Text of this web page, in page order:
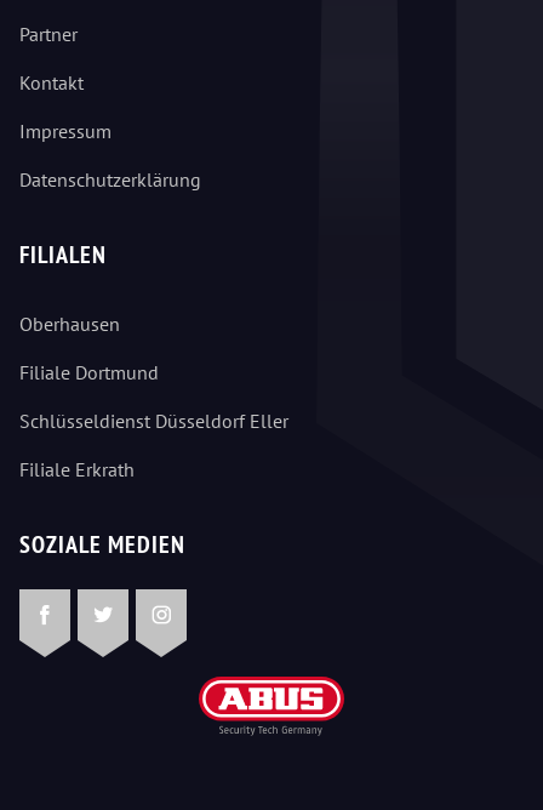
Partner
Kontakt
Impressum
Datenschutzerklärung
FILIALEN
Oberhausen
Filiale Dortmund
Schlüsseldienst Düsseldorf Eller
Filiale Erkrath
SOZIALE MEDIEN
FacebookTwitterInstagram